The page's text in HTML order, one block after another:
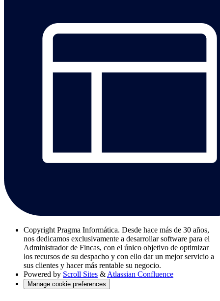
Copyright Pragma Informática. Desde hace más de 30 años,
nos dedicamos exclusivamente a desarrollar software para el
Administrador de Fincas, con el único objetivo de optimizar
los recursos de su despacho y con ello dar un mejor servicio a
sus clientes y hacer más rentable su negocio.
Powered by Scroll Sites & Atlassian Confluence
Manage cookie preferences